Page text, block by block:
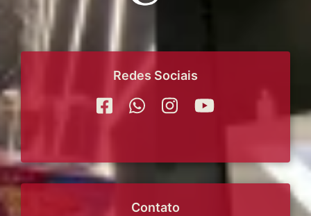
Redes Sociais
Contato